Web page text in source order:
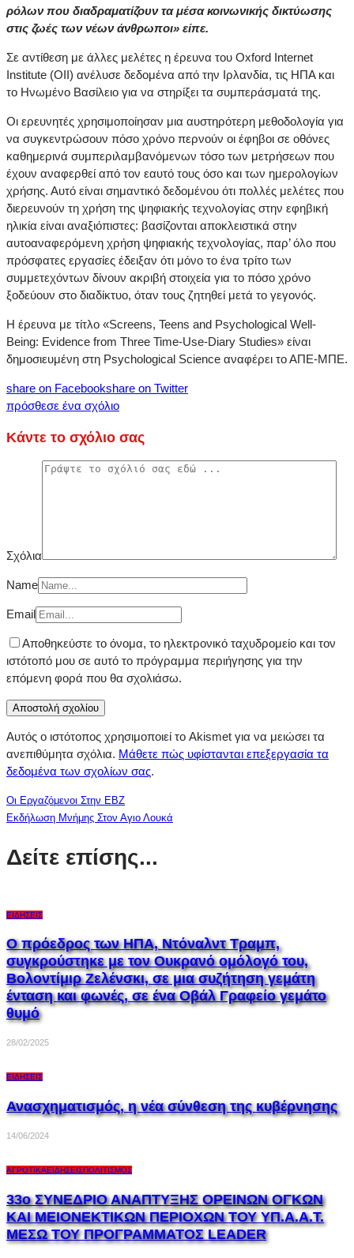
ρόλων που διαδραματίζουν τα μέσα κοινωνικής δικτύωσης
στις ζωές των νέων άνθρωποι» είπε.
Σε αντίθεση με άλλες μελέτες η έρευνα του Oxford Internet
Institute (OII) ανέλυσε δεδομένα από την Ιρλανδία, τις ΗΠΑ και
το Ηνωμένο Βασίλειο για να στηρίξει τα συμπεράσματά της.
Οι ερευνητές χρησιμοποίησαν μια αυστηρότερη μεθοδολογία για
να συγκεντρώσουν πόσο χρόνο περνούν οι έφηβοι σε οθόνες
καθημερινά συμπεριλαμβανόμενων τόσο των μετρήσεων που
έχουν αναφερθεί από τον εαυτό τους όσο και των ημερολογίων
χρήσης. Αυτό είναι σημαντικό δεδομένου ότι πολλές μελέτες που
διερευνούν τη χρήση της ψηφιακής τεχνολογίας στην εφηβική
ηλικία είναι αναξιόπιστες: βασίζονται αποκλειστικά στην
αυτοαναφερόμενη χρήση ψηφιακής τεχνολογίας, παρ’ όλο που
πρόσφατες εργασίες έδειξαν ότι μόνο το ένα τρίτο των
συμμετεχόντων δίνουν ακριβή στοιχεία για το πόσο χρόνο
ξοδεύουν στο διαδίκτυο, όταν τους ζητηθεί μετά το γεγονός.
Η έρευνα με τίτλο «Screens, Teens and Psychological Well-
Being: Evidence from Three Time-Use-Diary Studies» είναι
δημοσιευμένη στη Psychological Science αναφέρει το ΑΠΕ-ΜΠΕ.
share on Facebookshare on Twitter
πρόσθεσε ένα σχόλιο
Κάντε το σχόλιο σας
Σχόλια
Name
Email
Αποθηκεύστε το όνομα, το ηλεκτρονικό ταχυδρομείο και τον
ιστότοπό μου σε αυτό το πρόγραμμα περιήγησης για την
επόμενη φορά που θα σχολιάσω.
Αυτός ο ιστότοπος χρησιμοποιεί το Akismet για να μειώσει τα
ανεπιθύμητα σχόλια. Μάθετε πώς υφίστανται επεξεργασία τα
δεδομένα των σχολίων σας.
Οι Εργαζόμενοι Στην ΕΒΖ
Εκδήλωση Μνήμης Στον Αγιο Λουκά
Δείτε επίσης...
ΕΙΔΉΣΕΙΣ
Ο πρόεδρος των ΗΠΑ, Ντόναλντ Τραμπ,
συγκρούστηκε με τον Ουκρανό ομόλογό του,
Βολοντίμιρ Ζελένσκι, σε μια συζήτηση γεμάτη
ένταση και φωνές, σε ένα Οβάλ Γραφείο γεμάτο
θυμό
28/02/2025
ΕΙΔΉΣΕΙΣ
Ανασχηματισμός, η νέα σύνθεση της κυβέρνησης
14/06/2024
ΑΓΡΟΤΙΚΆΕΙΔΉΣΕΙΣΠΟΛΙΤΙΣΜΌΣ
33ο ΣΥΝΕΔΡΙΟ ΑΝΑΠΤΥΞΗΣ ΟΡΕΙΝΩΝ ΟΓΚΩΝ
ΚΑΙ ΜΕΙΟΝΕΚΤΙΚΩΝ ΠΕΡΙΟΧΩΝ ΤΟΥ ΥΠ.Α.Α.Τ.
ΜΕΣΩ ΤΟΥ ΠΡΟΓΡΑΜΜΑΤΟΣ LEADER